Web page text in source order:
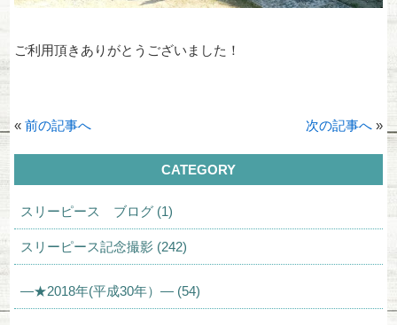
ご利用頂きありがとうございました！
«前の記事へ 次の記事へ»
CATEGORY
スリーピース ブログ (1)
スリーピース記念撮影 (242)
—★2018年(平成30年）— (54)